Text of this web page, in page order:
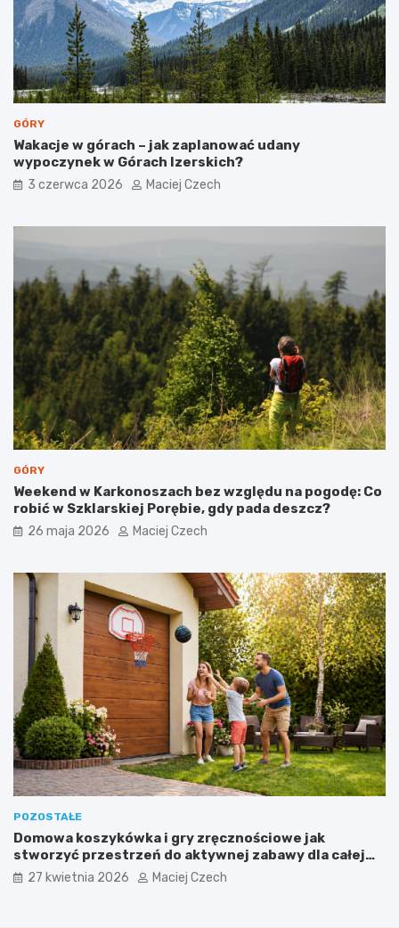
c
u
m
i
a
s
a
d
z
i
n
GÓRY
Wakacje w górach – jak zaplanować udany
wypoczynek w Górach Izerskich?
3 czerwca 2026 Maciej Czech
GÓRY
Weekend w Karkonoszach bez względu na pogodę: Co
robić w Szklarskiej Porębie, gdy pada deszcz?
26 maja 2026 Maciej Czech
POZOSTAŁE
Domowa koszykówka i gry zręcznościowe jak
stworzyć przestrzeń do aktywnej zabawy dla całej
rodziny
27 kwietnia 2026 Maciej Czech